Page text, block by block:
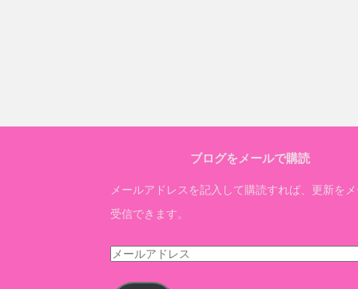
ブログをメールで購読
メールアドレスを記入して購読すれば、更新を
受信できます。
メ